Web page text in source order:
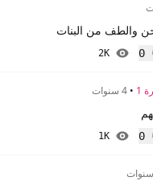
والطف من البنات
إعجاب
0
2K
1
• 4 سنوات
إعجاب
0
1K